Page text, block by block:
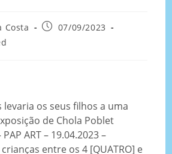
Costa
07/09/2023
levaria os seus filhos a uma
de Chola Poblet
ART – 19.04.2023 –
entre os 4 [QUATRO] e